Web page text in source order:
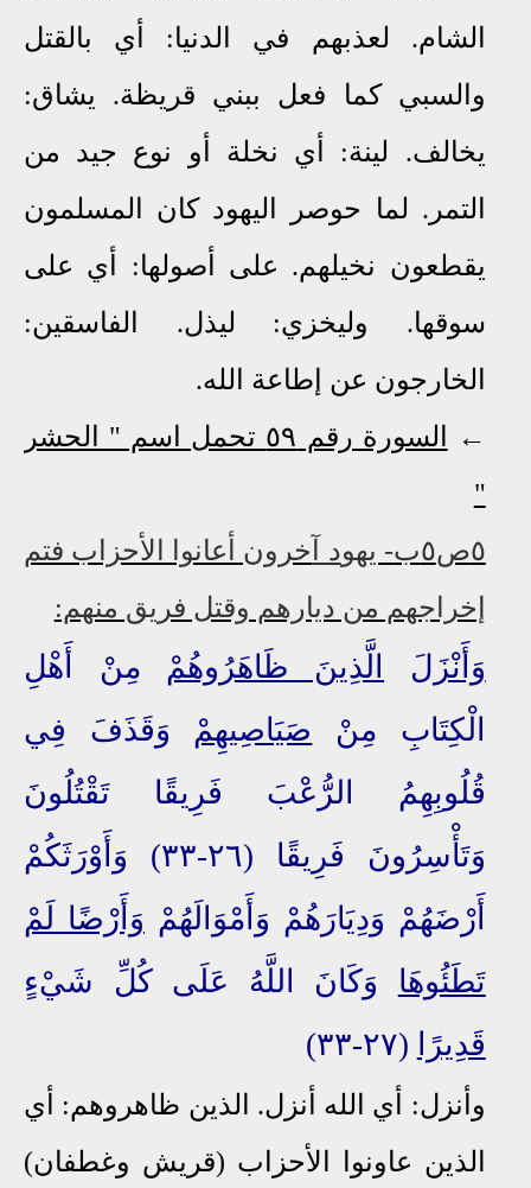
الشام. لعذبهم في الدنيا: أي بالقتل
والسبي كما فعل ببني قريظة. يشاق:
يخالف. لينة: أي نخلة أو نوع جيد من
التمر. لما حوصر اليهود كان المسلمون
يقطعون نخيلهم. على أصولها: أي على
سوقها. وليخزي: ليذل. الفاسقين:
الخارجون عن إطاعة الله.
←
السورة رقم ٥٩ تحمل اسم " الحشر
"
٥ص٥ب
- يهود آ خرون أعانوا الأحزاب فتم
إخراجهم من ديارهم وقتل فريق منهم:
وَأَنْزَلَ الَّذِينَ ظَاهَرُوهُمْ مِنْ أَهْلِ
الْكِتَابِ مِنْ صَيَاصِيهِمْ وَقَذَفَ فِي
قُلُوبِهِمُ الرُّعْبَ فَرِيقًا تَقْتُلُونَ
وَتَأْسِرُونَ فَرِيقًا (٢٦-٣٣) وَأَوْرَثَكُمْ
أَرْضَهُمْ وَدِيَارَهُمْ وَأَمْوَالَهُمْ وَأَرْضًا لَمْ
تَطَئُوهَا وَكَانَ اللَّهُ عَلَى كُلِّ شَيْءٍ
قَدِيرًا
(٢٧-٣٣)
وأنزل: أي الله أنزل. الذين ظاهروهم: أي
الذين عاونوا الأحزاب (قريش وغطفان)